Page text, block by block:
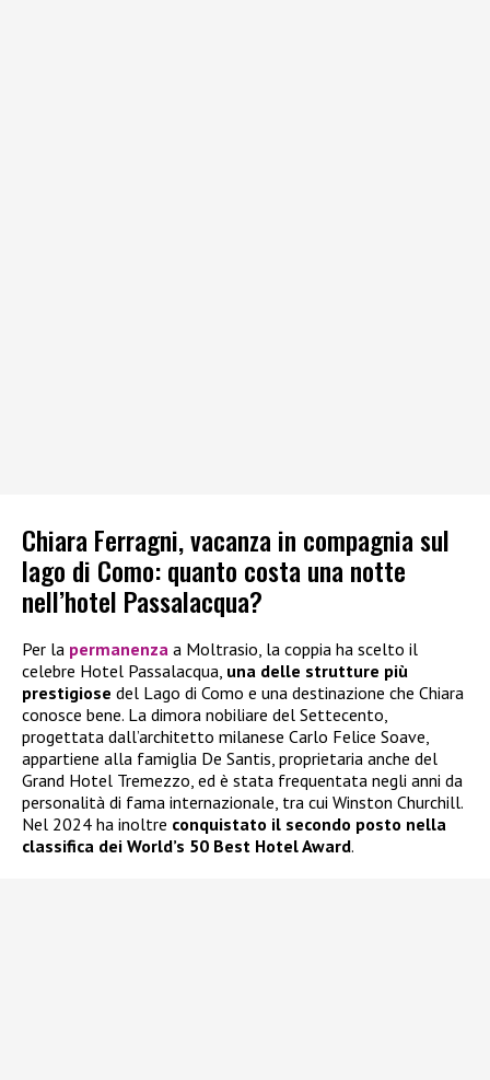
Chiara Ferragni, vacanza in compagnia sul
lago di Como: quanto costa una notte
nell’hotel Passalacqua?
Per la permanenza a Moltrasio, la coppia ha scelto il
celebre Hotel Passalacqua, una delle strutture più
prestigiose del Lago di Como e una destinazione che Chiara
conosce bene. La dimora nobiliare del Settecento,
progettata dall’architetto milanese Carlo Felice Soave,
appartiene alla famiglia De Santis, proprietaria anche del
Grand Hotel Tremezzo, ed è stata frequentata negli anni da
personalità di fama internazionale, tra cui Winston Churchill.
Nel 2024 ha inoltre conquistato il secondo posto nella
classifica dei World’s 50 Best Hotel Award.